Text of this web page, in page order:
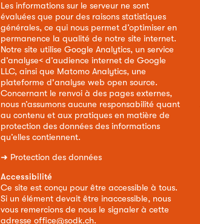
Les informations sur le serveur ne sont
évaluées que pour des raisons statistiques
générales, ce qui nous permet d’optimiser en
permanence la qualité de notre site internet.
Notre site utilise Google Analytics, un service
d’analyse< d’audience internet de Google
LLC, ainsi que Matomo Analytics, une
plateforme d'analyse web open source.
Concernant le renvoi à des pages externes,
nous n’assumons aucune responsabilité quant
au contenu et aux pratiques en matière de
protection des données des informations
qu’elles contiennent.
➜ Protection des données
Accessibilité
Ce site est conçu pour être accessible à tous.
Si un élément devait être inaccessible, nous
vous remercions de nous le signaler à cette
adresseoffice@sodk.ch.